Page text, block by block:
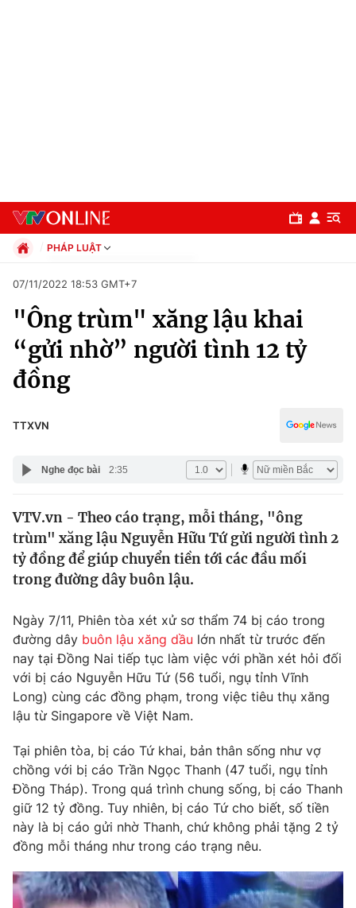
Chuyên mục
Chính trị
Thế giới
Tin tức
Câu chuyện quốc tế
Kinh tế
Tài chính
Thị trường
Góc doanh nghiệp
Dữ liệu và đời sống
Truyền hình
Phim VTV
Hậu trường
Nhân vật
Khán giả
Giải sao mai
Điện ảnh
Âm nhạc
Sao
Đời sống
Du lịch
Làm đẹp
Chất lượng cuộc sống
Giáo dục
Tuyển sinh
Học trực tuyến
Công nghệ
Hitech Công nghệ tương lai
PHÁP LUẬT
Xã hội
Pháp luật
Kinh tế
Thể thao
Truyền hình
Văn hóa - Giải trí
Giáo dục
07/11/2022 18:53 GMT+7
"Ông trùm" xăng lậu khai
“gửi nhờ” người tình 12 tỷ
đồng
TTXVN
Nghe đọc bài 2:35
VTV.vn - Theo cáo trạng, mỗi tháng, "ông
trùm" xăng lậu Nguyễn Hữu Tứ gửi người tình 2
tỷ đồng để giúp chuyển tiền tới các đầu mối
trong đường dây buôn lậu.
Ngày 7/11, Phiên tòa xét xử sơ thẩm 74 bị cáo trong
đường dây buôn lậu xăng dầu lớn nhất từ trước đến
nay tại Đồng Nai tiếp tục làm việc với phần xét hỏi đối
với bị cáo Nguyễn Hữu Tứ (56 tuổi, ngụ tỉnh Vĩnh
Long) cùng các đồng phạm, trong việc tiêu thụ xăng
lậu từ Singapore về Việt Nam.
Tại phiên tòa, bị cáo Tứ khai, bản thân sống như vợ
chồng với bị cáo Trần Ngọc Thanh (47 tuổi, ngụ tỉnh
Đồng Tháp). Trong quá trình chung sống, bị cáo Thanh
giữ 12 tỷ đồng. Tuy nhiên, bị cáo Tứ cho biết, số tiền
này là bị cáo gửi nhờ Thanh, chứ không phải tặng 2 tỷ
đồng mỗi tháng như trong cáo trạng nêu.